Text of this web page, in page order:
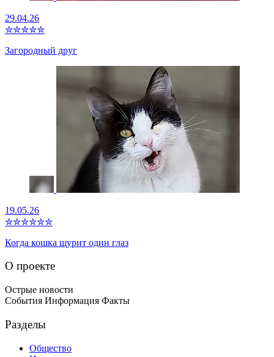
29.04.26
✮✮✮✮✮
Загородный друг
19.05.26
✮✮✮✮✮✮
Когда кошка щурит один глаз
О проекте
Острые новости
События Информация Факты
Разделы
Общество